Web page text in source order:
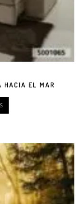
HACIA EL MAR